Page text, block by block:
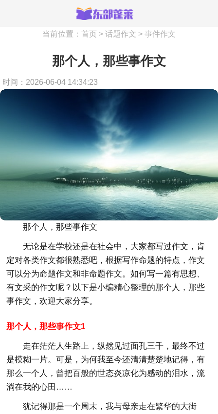
当前位置： 首页 > 话题作文 > 事件作文
那个人，那些事作文
时间：2026-06-04 14:34:23
那个人，那些事作文
无论是在学校还是在社会中，大家都写过作文，肯
定对各类作文都很熟悉吧，根据写作命题的特点，作文
可以分为命题作文和非命题作文。如何写一篇有思想、
有文采的作文呢？以下是小编精心整理的那个人，那些
事作文，欢迎大家分享。
那个人，那些事作文1
走在茫茫人生路上，纵然见过面孔三千，最终不过
是模糊一片。可是，为何我至今还清清楚楚地记得，有
那么一个人，曾把百般的世态炎凉化为感动的泪水，流
淌在我的心田……
犹记得那是一个周末，我与母亲走在繁华的大街